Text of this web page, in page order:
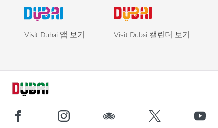
Visit Dubai 앱 보기 Visit Dubai 캘린더 보기